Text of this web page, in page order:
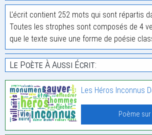
L'écrit contient 252 mots qui sont répartis
Toutes les strophes sont composés de 4
que le texte suive une forme de poésie
Le Poète À Aussi Écrit:
Les Héros Inconnus
Poème